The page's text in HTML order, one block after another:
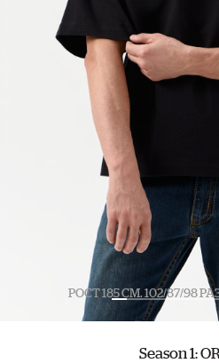
РОСТ 185 СМ. 102/87/98
Season 1: